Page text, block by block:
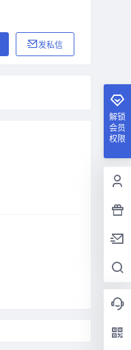
发私信
解锁
会员
权限